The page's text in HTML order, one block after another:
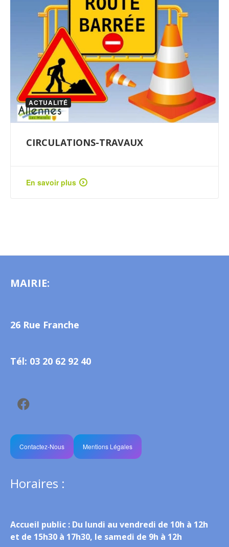
ACTUALITÉ
CIRCULATIONS-TRAVAUX
En savoir plus
MAIRIE:
26 Rue Franche
Tél: 03 20 62 92 40
Contactez-Nous Mentions Légales
Horaires :
Accueil public : Du lundi au vendredi de 10h à 12h
et de 15h30 à 17h30, le samedi de 9h à 12h